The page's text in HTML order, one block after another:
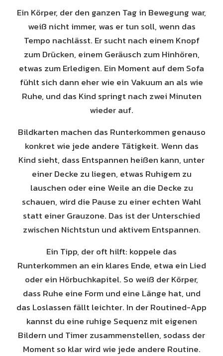
Ein Körper, der den ganzen Tag in Bewegung war,
weiß nicht immer, was er tun soll, wenn das
Tempo nachlässt. Er sucht nach einem Knopf
zum Drücken, einem Geräusch zum Hinhören,
etwas zum Erledigen. Ein Moment auf dem Sofa
fühlt sich dann eher wie ein Vakuum an als wie
Ruhe, und das Kind springt nach zwei Minuten
wieder auf.
Bildkarten machen das Runterkommen genauso
konkret wie jede andere Tätigkeit. Wenn das
Kind sieht, dass Entspannen heißen kann, unter
einer Decke zu liegen, etwas Ruhigem zu
lauschen oder eine Weile an die Decke zu
schauen, wird die Pause zu einer echten Wahl
statt einer Grauzone. Das ist der Unterschied
zwischen Nichtstun und aktivem Entspannen.
Ein Tipp, der oft hilft: koppele das
Runterkommen an ein klares Ende, etwa ein Lied
oder ein Hörbuchkapitel. So weiß der Körper,
dass Ruhe eine Form und eine Länge hat, und
das Loslassen fällt leichter. In der Routined-App
kannst du eine ruhige Sequenz mit eigenen
Bildern und Timer zusammenstellen, sodass der
Moment so klar wird wie jede andere Routine.